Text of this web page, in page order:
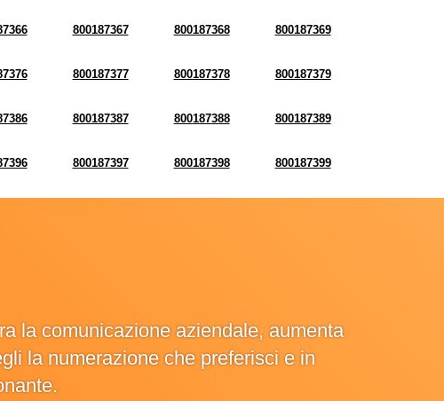
800187367 800187368 800187369
800187377 800187378 800187379
800187387 800187388 800187389
800187397 800187398 800187399
la comunicazione aziendale, aumenta
la numerazione che preferisci e in